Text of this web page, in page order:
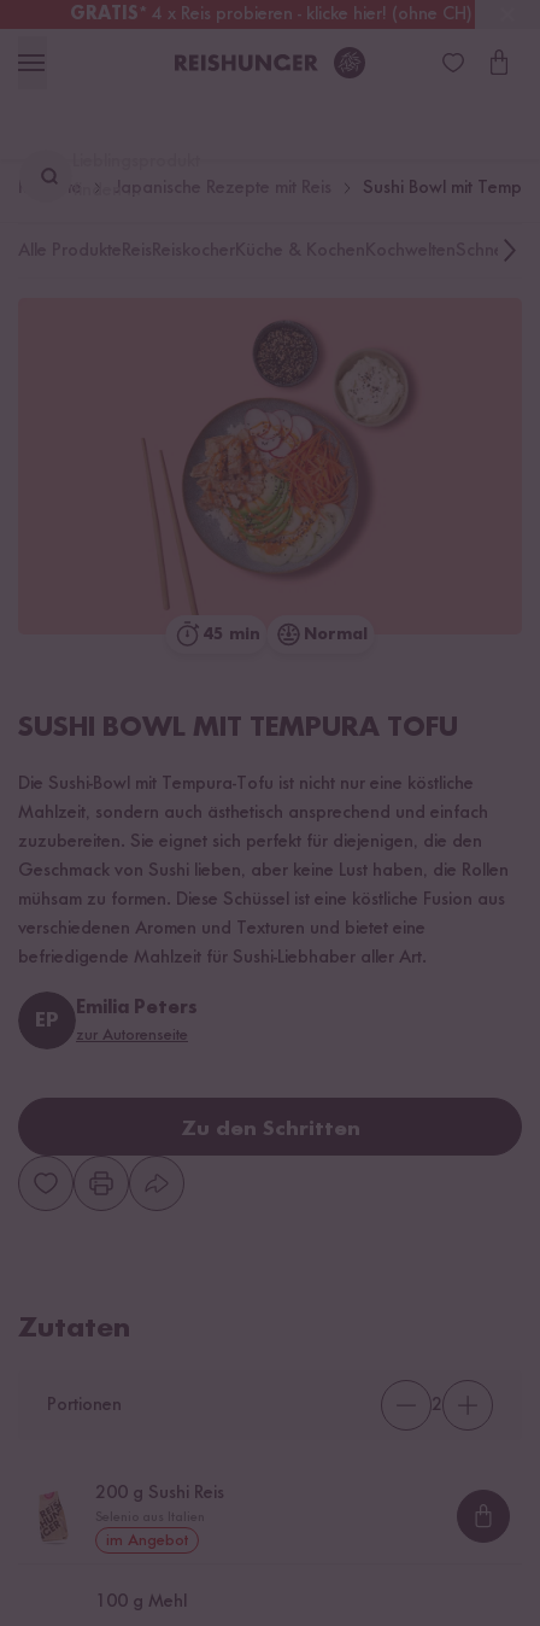
GRATIS* 4 x Reis probieren - klicke hier! (ohne CH)
Österreich Kostenloser Versand
finden ...
Rezepte Sushi Bowl mit
Schnelle
45 min Normal
SUSHI BOWL MIT TEMPURA TOFU
Die Sushi-Bowl mit Tempura-Tofu ist nicht nur eine köstliche
Mahlzeit, sondern auch ästhetisch ansprechend und einfach
zuzubereiten. Sie eignet sich perfekt für diejenigen, die den
Geschmack von Sushi lieben, aber keine Lust haben, die Rollen
mühsam zu formen. Diese Schüssel ist eine köstliche Fusion aus
verschiedenen Aromen und Texturen und bietet eine
befriedigende Mahlzeit für Sushi-Liebhaber aller Art.
EP
Emilia Peters
zur Autorenseite
Zu den Schritten
Zutaten
Portionen 2
200 g Sushi Reis
im Angebot
100 g Mehl